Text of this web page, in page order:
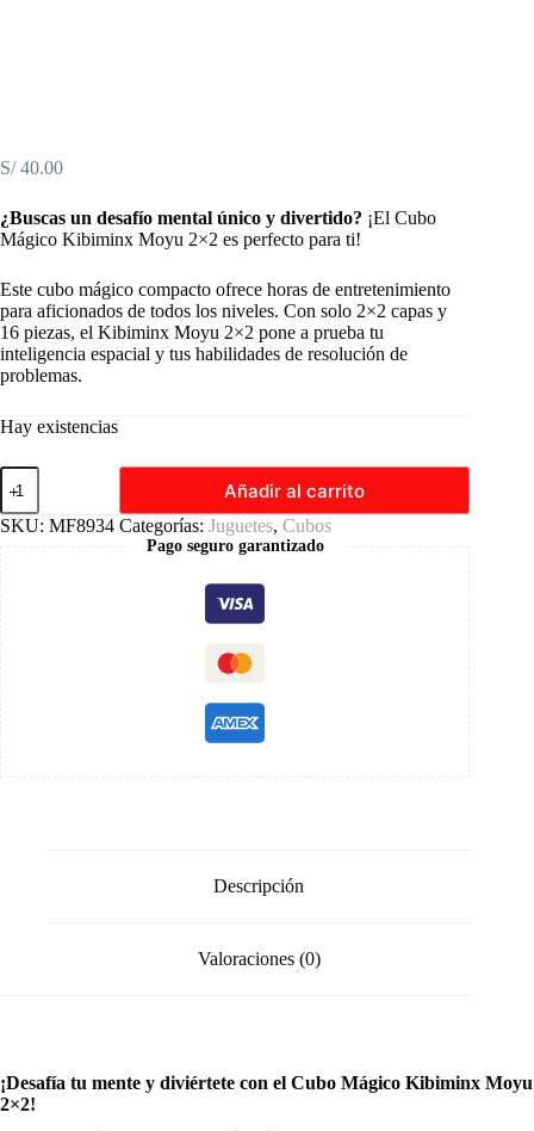
S/40.00
¿Buscas un desafío mental único y divertido? ¡El Cubo
Mágico Kibiminx Moyu 2×2 es perfecto para ti!
Este cubo mágico compacto ofrece horas de entretenimiento
para aficionados de todos los niveles. Con solo 2×2 capas y
16 piezas, el Kibiminx Moyu 2×2 pone a prueba tu
inteligencia espacial y tus habilidades de resolución de
problemas.
Hay existencias
Cubo
Mágico
Kibiminx
Moyu
Añadir al carrito
SKU: MF8934 Categorías: Juguetes, Cubos
Pago seguro garantizado
Descripción
Valoraciones (0)
¡Desafía tu mente y diviértete con el Cubo Mágico Kibiminx Moyu
2×2!